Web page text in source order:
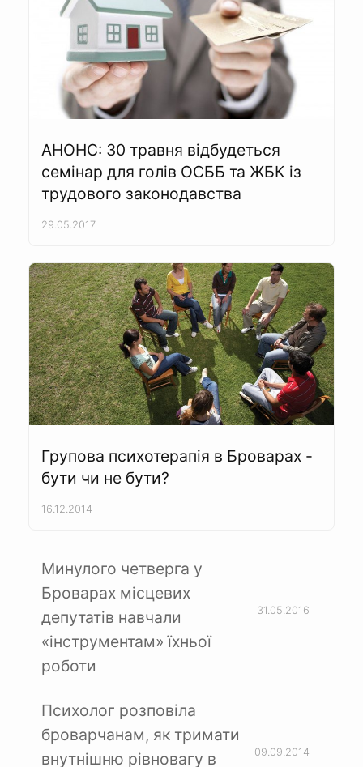
АНОНС: 30 травня відбудеться
семінар для голів ОСББ та ЖБК із
трудового законодавства
29.05.2017
Групова психотерапія в Броварах -
бути чи не бути?
16.12.2014
Минулого четверга у
Броварах місцевих
депутатів навчали
«інструментам» їхньої
роботи
31.05.2016
Психолог розповіла
броварчанам, як тримати
внутнішню рівновагу в
09.09.2014